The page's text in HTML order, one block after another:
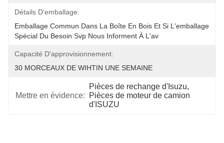
Détails D'emballage:
Emballage Commun Dans La Boîte En Bois Et Si L'emballage
Spécial Du Besoin Svp Nous Informent À L'av
Capacité D'approvisionnement:
30 MORCEAUX DE WIHTIN UNE SEMAINE
Mettre en évidence:
Pièces de rechange d'Isuzu,
Pièces de moteur de camion
d'ISUZU